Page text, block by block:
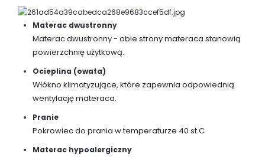
Materac dwustronny
Materac dwustronny - obie strony materaca stanowią
powierzchnię użytkową.
Ocieplina (owata)
Włókno klimatyzujące, które zapewnia odpowiednią
wentylację materaca.
Pranie
Pokrowiec do prania w temperaturze 40 st.C
Materac hypoalergiczny